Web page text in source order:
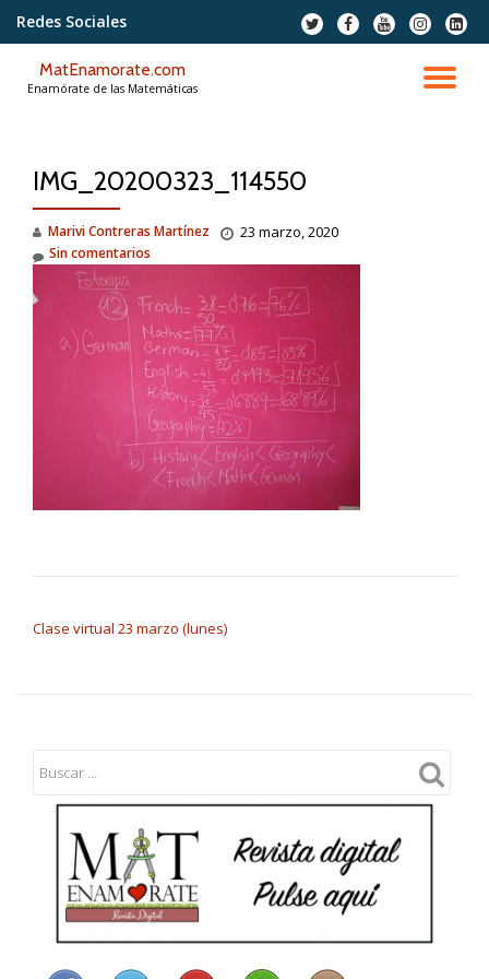
contenido
Redes Sociales
fa-
twitter
fa-
facebook
fa-
youtube
fa-
instagram
fa-
MatEnamorate.com
Enamórate de las Matemáticas
IMG_20200323_114550
Marivi Contreras Martínez 23 marzo, 2020
Sin comentarios
Clase virtual 23 marzo (lunes)